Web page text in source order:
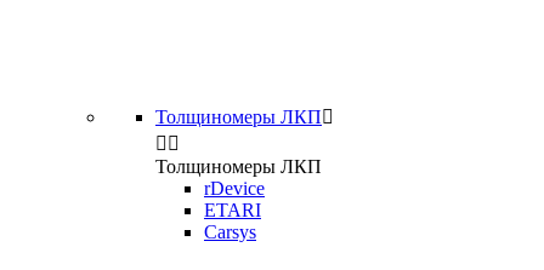
Толщиномеры ЛКП
 
Толщиномеры ЛКП
rDevice
ETARI
Carsys